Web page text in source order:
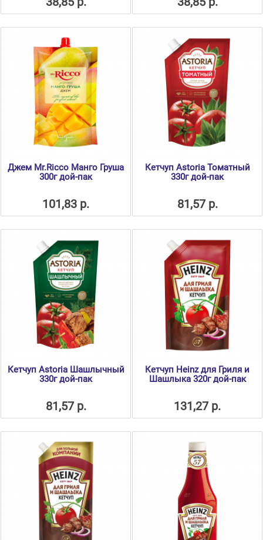
Джем Mr.Ricco Манго Груша
300г дой-пак
101,83 р.
Кетчуп Astoria Томатный
330г дой-пак
81,57 р.
Кетчуп Astoria Шашлычный
330г дой-пак
81,57 р.
Кетчуп Heinz для Гриля и
Шашлыка 320г дой-пак
131,27 р.